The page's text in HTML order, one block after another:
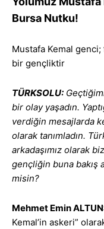
Bursa Nutku!
Mustafa Kemal
bir gençliktir
TÜRKSOLU:
bir olay yaşadın.
verdiğin mesajlarda
olarak tanımladın.
arkadaşımız olarak
gençliğin buna bakış
misin?
Mehmet Emin
Kemal’in askeri”